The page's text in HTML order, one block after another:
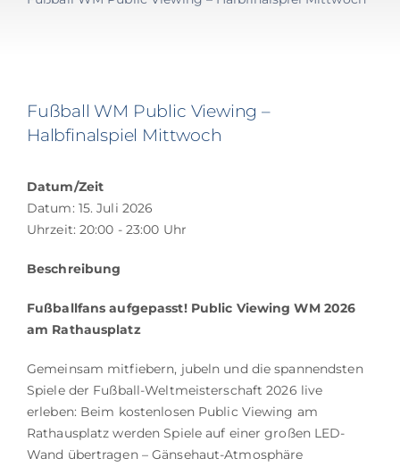
Fußball WM Public Viewing –
Halbfinalspiel Mittwoch
Datum/Zeit
Datum: 15. Juli 2026
Uhrzeit: 20:00 - 23:00 Uhr
Beschreibung
Fußballfans aufgepasst! Public Viewing WM 2026
am Rathausplatz
Gemeinsam mitfiebern, jubeln und die spannendsten
Spiele der Fußball-Weltmeisterschaft 2026 live
erleben: Beim kostenlosen Public Viewing am
Rathausplatz werden Spiele auf einer großen LED-
Wand übertragen – Gänsehaut-Atmosphäre